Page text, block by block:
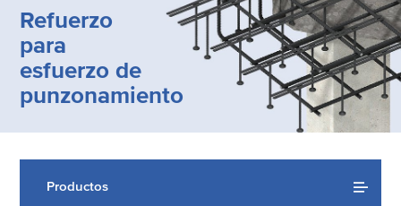
Refuerzo
para
esfuerzo de
punzonamiento
Productos